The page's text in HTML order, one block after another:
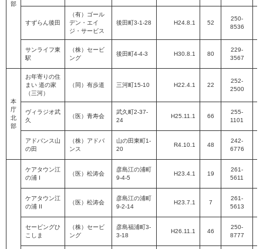
部
すずらん後田
（有）ゴール
デン・エイ
ジ・サービス
後田町3-1-28 H24.8.1 52
250-
8536
サンライフ東
駅
（株）セービ
ング
後田町4-4-3 H30.8.1 80
229-
3567
本
庁
北
部
お年寄りの住
まい 道の家
（三河）
（同）有歩道 三河町15-10 H22.4.1 22
252-
2500
ヴィラジオ武
久
（医）青寿会
武久町2-37-
24
H25.11.1 66
255-
1101
アドバンス山
の田
（株）アドバ
ンス
山の田東町1-
20
R4.10.1 48
242-
6776
ケアタウン江
の浦 I
（医）松涛会
彦島江の浦町
9-4-5
H23.4.1 19
261-
5611
ケアタウン江
の浦 II
（医）松涛会
彦島江の浦町
9-2-14
H23.7.1 7
261-
5613
セービングひ
こしま
（株）セービ
ング
彦島福浦町3-
3-18
H26.11.1 46
250-
8777